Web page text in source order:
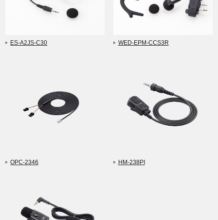
ES-A2JS-C30 WED-EPM-CCS3R
OPC-2346 HM-238PI